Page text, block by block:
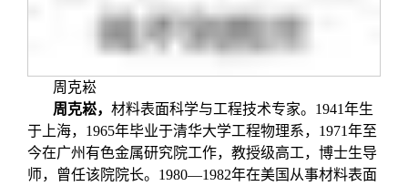
信息化服务
三创大赛
实用信息
总会简介
会长致辞
总会章程
关闭
周克崧
周克崧， 材料表面科学与工程技术专家。1941年生
于上海，1965年毕业于清华大学工程物理系，1971年至
今在广州有色金属研究院工作，教授级高工，博士生导
师，曾任该院院长。1980—1982年在美国从事材料表面